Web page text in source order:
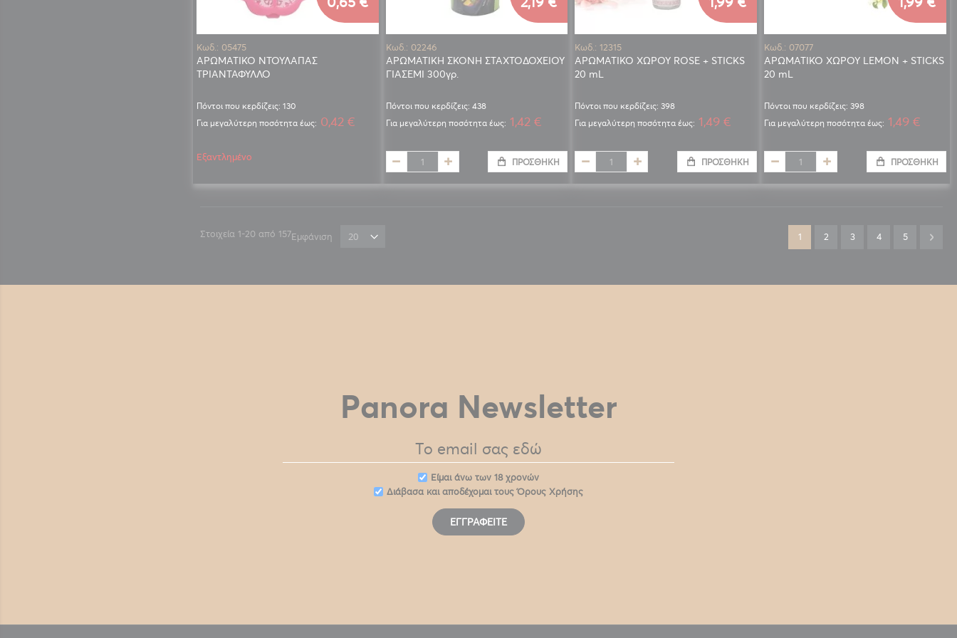
Κωδ.: 05475
ΑΡΩΜΑΤΙΚΟ ΝΤΟΥΛΑΠΑΣ
ΤΡΙΑΝΤΑΦΥΛΛΟ
Πόντοι που κερδίζεις: 130
Για μεγαλύτερη ποσότητα έως: 0,42 €
Εξαντλημένο
Κωδ.: 02246
ΑΡΩΜΑΤΙΚΗ ΣΚΟΝΗ ΣΤΑΧΤΟΔΟΧΕΙΟΥ
ΓΙΑΣΕΜΙ 300γρ.
Πόντοι που κερδίζεις: 438
Για μεγαλύτερη ποσότητα έως: 1,42 €
ΠΡΟΣΘΉΚΗ
Κωδ.: 12315
ΑΡΩΜΑΤΙΚΟ ΧΩΡΟΥ ROSE + STICKS
20 mL
Πόντοι που κερδίζεις: 398
Για μεγαλύτερη ποσότητα έως: 1,49 €
ΠΡΟΣΘΉΚΗ
Κωδ.: 07077
ΑΡΩΜΑΤΙΚΟ ΧΩΡΟΥ LEMON + STICKS
20 mL
Πόντοι που κερδίζεις: 398
Για μεγαλύτερη ποσότητα έως: 1,49 €
ΠΡΟΣΘΉΚΗ
Στοιχεία 1-20 από 157 Διαβάζετε αυτή τη στιγμή τη σελίδα
1 Σελίδα
2 Σελίδα
3 Σελίδα
4 Σελίδα
5
Εμφάνιση
Panora Newsletter
Eίμαι άνω των 18 χρονών
Διάβασα και αποδέχομαι τουςΌρους Χρήσης
ΕΓΓΡΑΦΕΊΤΕ